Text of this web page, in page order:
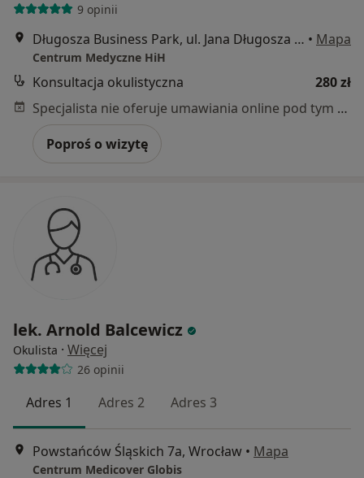
9 opinii
Długosza Business Park, ul. Jana Długosza 48 budynek D, Wrocław • Mapa
Centrum Medyczne HiH
Konsultacja okulistyczna
280 zł
Specjalista nie oferuje umawiania online pod tym adresem.
Poproś o wizytę
lek. Arnold Balcewicz
Okulista · Więcej
26 opinii
Adres 1 Adres 2 Adres 3
Powstańców Śląskich 7a, Wrocław • Mapa
Centrum Medicover Globis